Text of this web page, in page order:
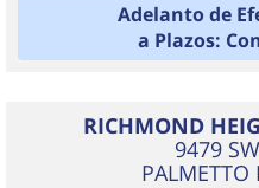
Adelanto de
a Plazos:
RICHMOND
9479
PALMETTO